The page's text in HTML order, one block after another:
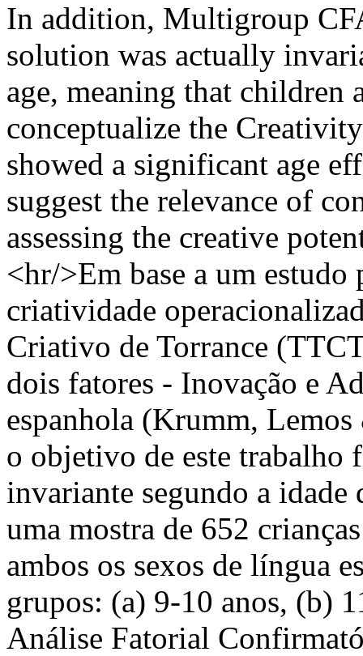
In addition, Multigroup
solution was actually
age, meaning that children
conceptualize the
showed a significant age
suggest the relevance of
assessing the creative
<hr/>Em base a um
criatividade
Criativo de Torrance
dois fatores - Inovação e
espanhola (Krumm,
o objetivo de este trabalho
invariante segundo a
uma mostra de 652
ambos os sexos de língua
grupos: (a) 9-10 anos, (b)
Análise Fatorial